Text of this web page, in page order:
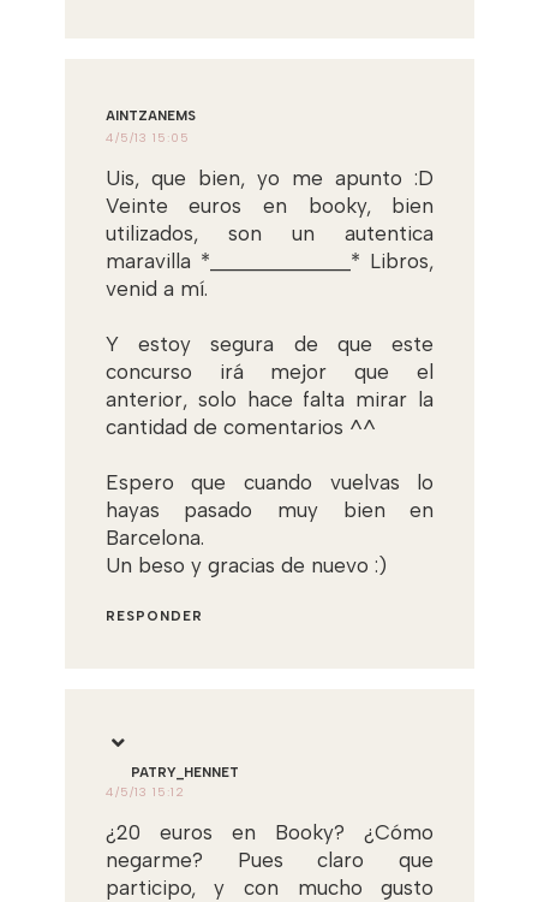
AINTZANEMS
4/5/13 15:05
Uis, que bien, yo me apunto :D
Veinte euros en booky, bien
utilizados, son un autentica
maravilla *_____________* Libros,
venid a mí.
Y estoy segura de que este
concurso irá mejor que el
anterior, solo hace falta mirar la
cantidad de comentarios ^^
Espero que cuando vuelvas lo
hayas pasado muy bien en
Barcelona.
Un beso y gracias de nuevo :)
RESPONDER
PATRY_HENNET
4/5/13 15:12
¿20 euros en Booky? ¿Cómo
negarme? Pues claro que
participo, y con mucho gusto